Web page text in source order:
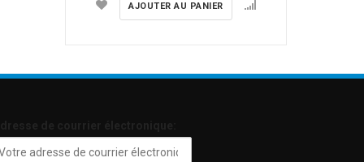
AJOUTER AU PANIER